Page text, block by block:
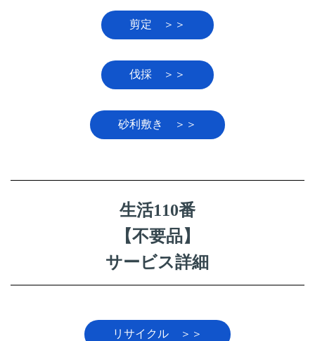
剪定 ＞＞
伐採 ＞＞
砂利敷き ＞＞
生活110番
【不要品】
サービス詳細
リサイクル ＞＞